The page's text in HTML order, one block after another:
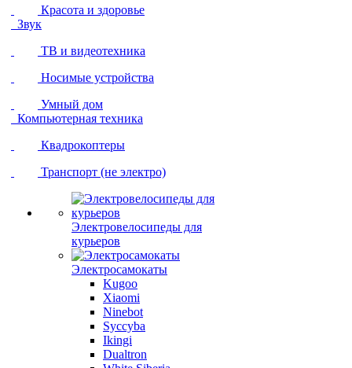
Красота и здоровье
Звук
ТВ и видеотехника
Носимые устройства
Умный дом
Компьютерная техника
Квадрокоптеры
Транспорт (не электро)
Электровелосипеды для
курьеров
Электросамокаты
Kugoo
Xiaomi
Ninebot
Syccyba
Ikingi
Dualtron